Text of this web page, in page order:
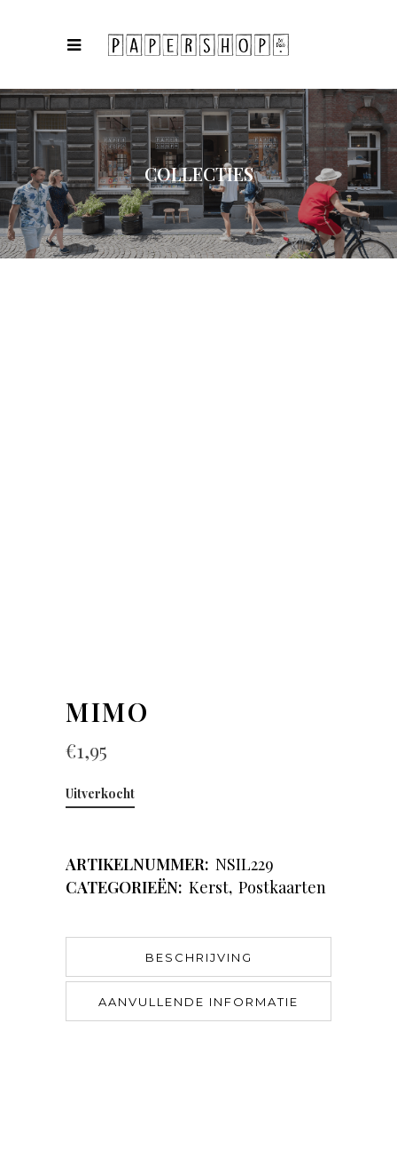
COLLECTIES
MIMO
€1,95
Uitverkocht
ARTIKELNUMMER: NSIL229
CATEGORIEËN: Kerst, Postkaarten
BESCHRIJVING
AANVULLENDE INFORMATIE